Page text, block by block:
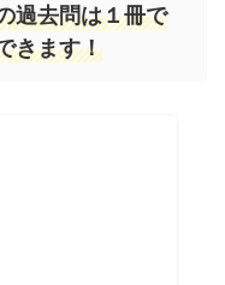
過去問は１冊で
きます！